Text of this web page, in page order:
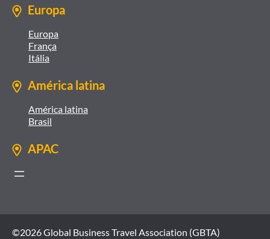
Europa
Europa
França
Itália
América latina
América latina
Brasil
APAC
©2026 Global Business Travel Association (GBTA)